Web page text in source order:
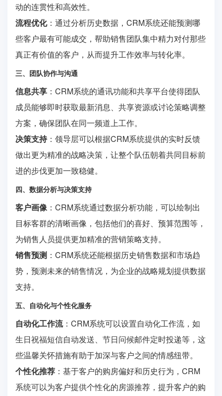
动的连贯性和高效性。
流程优化：通过分析历史数据，CRM系统还能预测哪
些客户最有可能成交，帮助销售团队集中精力对付那些
真正有价值的客户，从而提升工作效率与转化率。
三、团队协作与沟通
信息共享 ：CRM系统的通讯功能和共享平台使得团队
成员能够即时获取最新消息、共享资源或讨论策略调整
方案，确保团队在同一频道上工作。
决策支持：领导层可以根据CRM系统提供的实时反馈
做出更为精准的战略决策，让整个队伍朝着共同目标前
进的步伐更加一致稳健。
四、数据分析与决策支持
客户画像：CRM系统通过数据分析功能，可以绘制出
目标客群的清晰画像，包括他们的喜好、预算范围等，
为销售人员提供更加精准的营销策略支持。
销售预测 ：CRM系统还能根据历史销售数据和市场趋
势，预测未来的销售情况，为企业的战略规划提供数据
支持。
五、自动化与个性化服务
自动化工作流：CRM系统可以设置自动化工作流，如
生日祝福短信自动发送、节日问候邮件定时投递等，这
些温馨关怀措施有助于加深与客户之间的情感纽带。
个性化推荐 ：基于客户的购房偏好和历史行为，CRM
系统可以为客户提供个性化的房源推荐，提升客户的购